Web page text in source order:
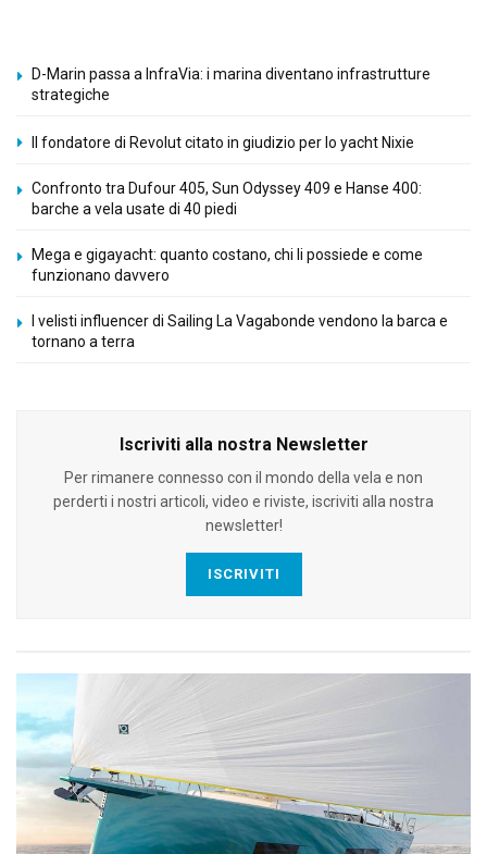
D-Marin passa a InfraVia: i marina diventano infrastrutture
strategiche
Il fondatore di Revolut citato in giudizio per lo yacht Nixie
Confronto tra Dufour 405, Sun Odyssey 409 e Hanse 400:
barche a vela usate di 40 piedi
Mega e gigayacht: quanto costano, chi li possiede e come
funzionano davvero
I velisti influencer di Sailing La Vagabonde vendono la barca e
tornano a terra
Iscriviti alla nostra Newsletter
Per rimanere connesso con il mondo della vela e non
perderti i nostri articoli, video e riviste, iscriviti alla nostra
newsletter!
ISCRIVITI